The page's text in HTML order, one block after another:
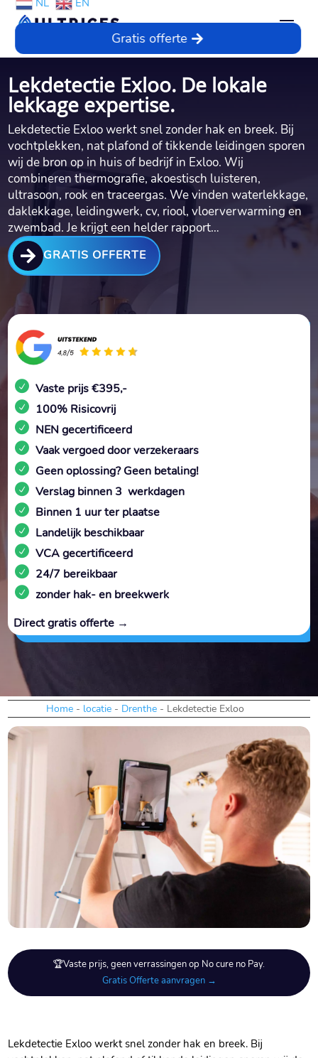
NL EN
Gratis offerte
Lekdetectie Exloo. De lokale
lekkage expertise.
Lekdetectie Exloo werkt snel zonder hak en breek.​ Bij
vochtplekken, nat plafond of tikkende leidingen sporen
wij de bron op in huis of bedrijf in Exloo.​ Wij
combineren thermografie, akoestisch luisteren,
ultrasoon, rook en traceergas.​ We vinden waterlekkage,
daklekkage, leidingwerk, cv, riool, vloerverwarming en
zwembad.​ Je krijgt een helder rapport…
 GRATIS OFFERTE
Vaste prijs €395,-
100% Risicovrij
NEN gecertificeerd
Vaak vergoed door verzekeraars
Geen oplossing? Geen betaling!
Verslag binnen 3 werkdagen
Binnen 1 uur ter plaatse
Landelijk beschikbaar
VCA gecertificeerd
24/7 bereikbaar
zonder hak- en breekwerk
Direct gratis offerte →
Home- locatie- Drenthe- Lekdetectie Exloo
🏆Vaste prijs, geen verrassingen op No cure no Pay.
Gratis Offerte aanvragen →
Lekdetectie Exloo werkt snel zonder hak en breek.​ Bij